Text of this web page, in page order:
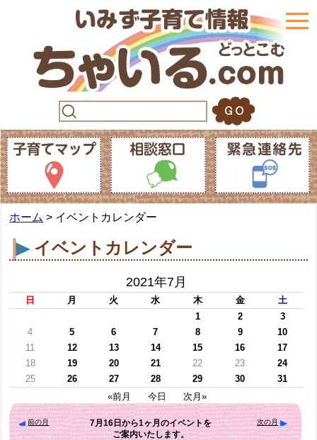
ホーム > イベントカレンダー
イベントカレンダー
2021年7月
日 月 火 水 木 金
土
1
2
3
4
5 6 7 8 9
10
11
12 13 14 15 16
17
18
19 20 21 22 23
24
25
26 27 28 29 30
31
«前月
今日 次月»
前の月 7月16日 から1ヶ月のイベントを
ご案内いたします。
次の月